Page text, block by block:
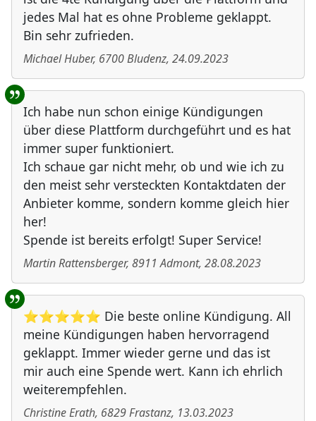
jedes Mal hat es ohne Probleme geklappt.
Bin sehr zufrieden.
Michael Huber, 6700Bludenz, 24.09.2023
Ich habe nun schon einige Kündigungen
über diese Plattform durchgeführt und es hat
immer super funktioniert.
Ich schaue gar nicht mehr, ob und wie ich zu
den meist sehr versteckten Kontaktdaten der
Anbieter komme, sondern komme gleich hier
her!
Spende ist bereits erfolgt! Super Service!
Martin Rattensberger, 8911 Admont, 28.08.2023
⭐⭐⭐⭐⭐ Die beste online Kündigung. All
meine Kündigungen haben hervorragend
geklappt. Immer wieder gerne und das ist
mir auch eine Spende wert. Kann ich ehrlich
weiterempfehlen.
Christine Erath, 6829Frastanz, 13.03.2023